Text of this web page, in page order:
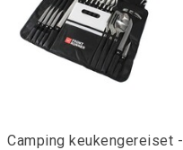
Camping keukengereiset -